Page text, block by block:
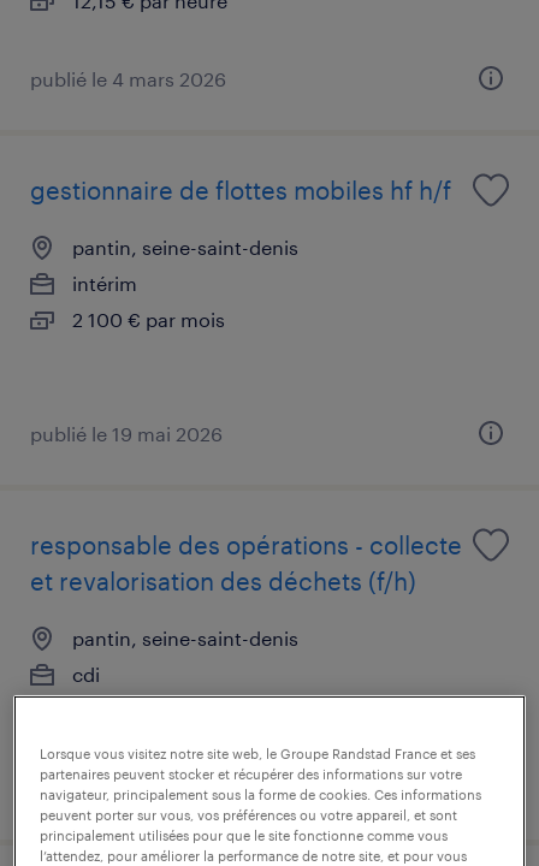
publié le 4 mars 2026
gestionnaire de flottes mobiles hf h/f
pantin, seine-saint-denis
intérim
2 100 € par mois
publié le 19 mai 2026
responsable des opérations - collecte
et revalorisation des déchets (f/h)
pantin, seine-saint-denis
cdi
publié le 8 janvier 2026
Lorsque vous visitez notre site web, le Groupe Randstad France et ses
partenaires peuvent stocker et récupérer des informations sur votre
navigateur, principalement sous la forme de cookies. Ces informations
peuvent porter sur vous, vos préférences ou votre appareil, et sont
principalement utilisées pour que le site fonctionne comme vous
l’attendez, pour améliorer la performance de notre site, et pour vous